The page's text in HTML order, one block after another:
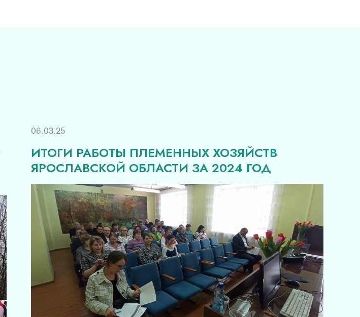
06.03.25
ИТОГИ РАБОТЫ ПЛЕМЕННЫХ ХОЗЯЙСТВ
ЯРОСЛАВСКОЙ ОБЛАСТИ ЗА 2024 ГОД